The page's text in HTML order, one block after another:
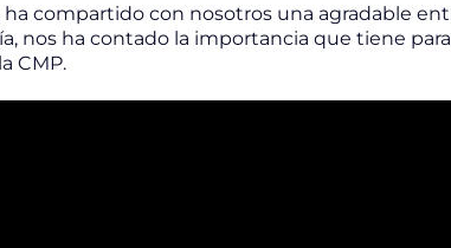
compartido con nosotros una agradable
nos ha contado la importancia que tiene
CMP.